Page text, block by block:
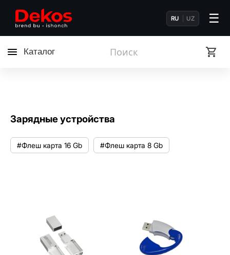
RU UZ ☰
Каталог
Зарядные устройства
#Флеш карта 16 Gb #Флеш карта 8 Gb